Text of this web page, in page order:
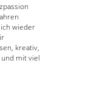
wieder
kreativ,
mit viel